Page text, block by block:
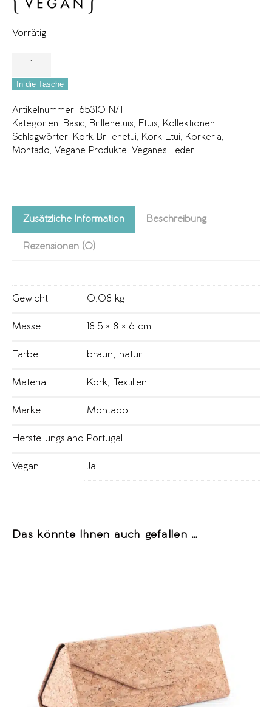
Vorrätig
In die Tasche
Artikelnummer: 65310 N/T
Kategorien: Basic, Brillenetuis, Etuis, Kollektionen
Schlagwörter: Kork Brillenetui, Kork Etui, Korkeria,
Montado, Vegane Produkte, Veganes Leder
Zusätzliche Information Beschreibung
Rezensionen (0)
Gewicht 0.08 kg
Masse 18.5 × 8 × 6 cm
Farbe braun natur
Material Kork Textilien
Marke Montado
Herstellungsland Portugal
Vegan Ja
Das könnte Ihnen auch gefallen …